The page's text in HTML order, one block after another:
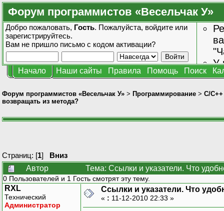
Форум программистов «Весельчак У»
Добро пожаловать, Гость. Пожалуйста, войдите или
зарегистрируйтесь.
Вам не пришло письмо с кодом активации?
У
Начало Наши сайты Правила Помощь Поиск
Форум программистов «Весельчак У» > Программирование > C/C++
возвращать из метода?
Страниц: [1] Вниз
Автор
Тема: Ссылки и указатели. Что
0 Пользователей и 1 Гость смотрят эту тему.
RXL
Технический
Администратор
Ссылки и указатели. Что
« : 11-12-2010 22:33 »